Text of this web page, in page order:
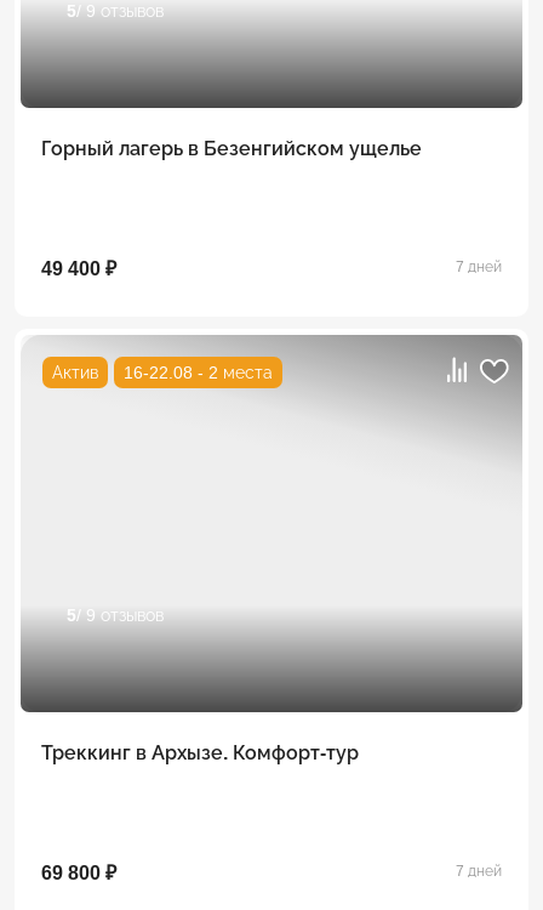
5/ 9 отзывов
Горный лагерь в Безенгийском ущелье
49 400 ₽ 7 дней
Актив 16-22.08 - 2 места
5/ 9 отзывов
Треккинг в Архызе. Комфорт-тур
69 800 ₽ 7 дней